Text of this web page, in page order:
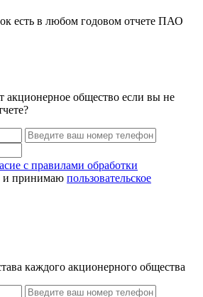
есть в любом годовом отчете ПАО
акционерное общество если вы не
с правилами обработки
и принимаю пользовательское
каждого акционерного общества